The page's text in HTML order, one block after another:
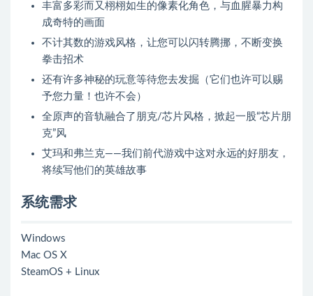
丰富多彩而又栩栩如生的像素化角色，与血腥暴力构
成奇特的画面
不计其数的游戏风格，让您可以闪转腾挪，不断变换
拳击招术
还有许多神秘的玩意等待您去发掘（它们也许可以赐
予您力量！也许不会）
全原声的音轨融合了朋克/芯片风格，掀起一股“芯片朋
克”风
艾玛和弗兰克——我们前代游戏中这对永远的好朋友，
将续写他们的英雄故事
系统需求
Windows
Mac OS X
SteamOS + Linux